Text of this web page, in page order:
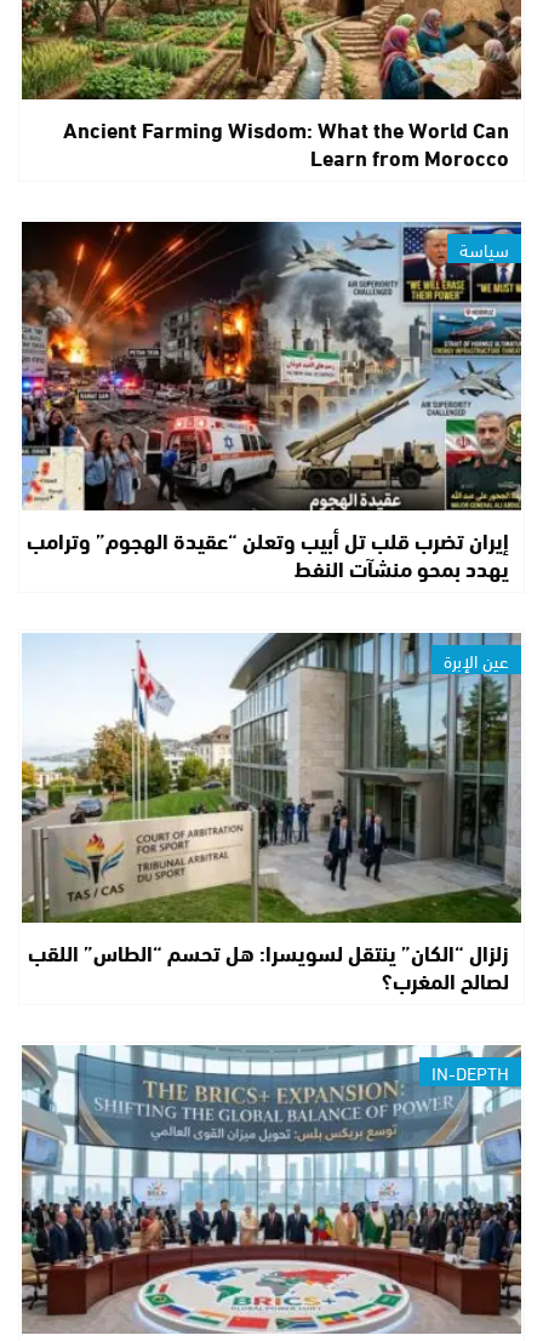
Ancient Farming Wisdom: What the World Can
Learn from Morocco
سياسة
إيران تضرب قلب تل أبيب وتعلن “عقيدة الهجوم” وترامب
يهدد بمحو منشآت النفط
عين الإبرة
زلزال “الكان” ينتقل لسويسرا: هل تحسم “الطاس” اللقب
لصالح المغرب؟
IN-DEPTH